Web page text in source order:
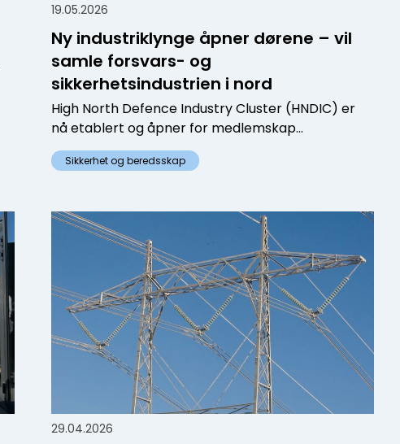
19.05.2026
Ny industriklynge åpner dørene – vil
samle forsvars- og
sikkerhetsindustrien i nord
High North Defence Industry Cluster (HNDIC) er
nå etablert og åpner for medlemskap...
Sikkerhet og beredsskap
29.04.2026